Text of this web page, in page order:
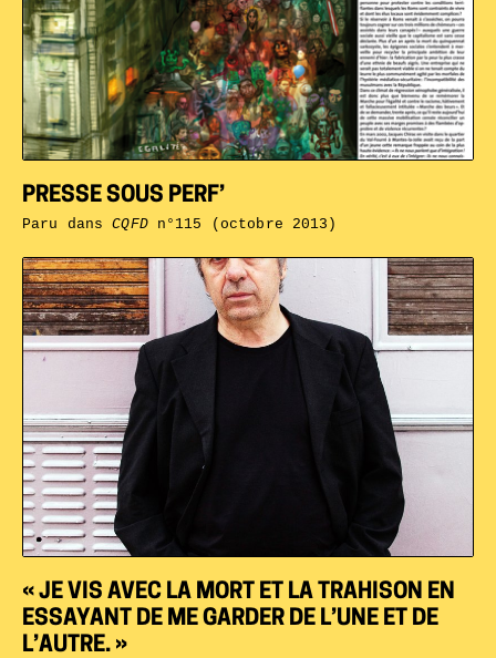
« JE VIS AVEC LA MORT ET LA TRAHISON EN
ESSAYANT DE ME GARDER DE L’UNE ET DE
L’AUTRE. »
PRESSE SOUS PERF’
Paru dansCQFDn°115 (octobre 2013)